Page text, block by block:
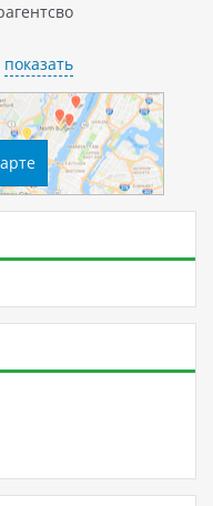
показать